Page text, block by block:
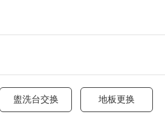
盥洗台交换 地板更换